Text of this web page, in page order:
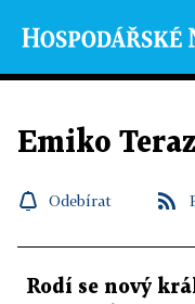
Emiko
Odebírat
Rodí se nový